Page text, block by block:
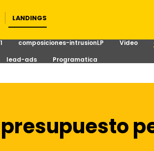
LANDINGS
composiciones-intrusionLP Video
lead-ads Programatica